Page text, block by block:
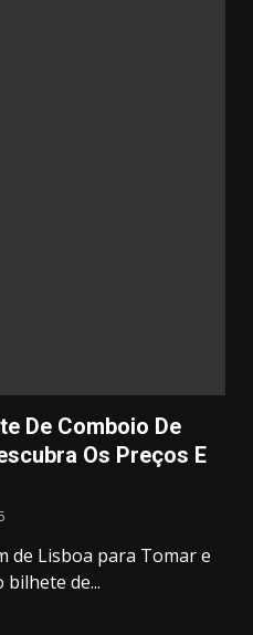
De Comboio De
Os Preços E
de Lisboa para Tomar e
de...